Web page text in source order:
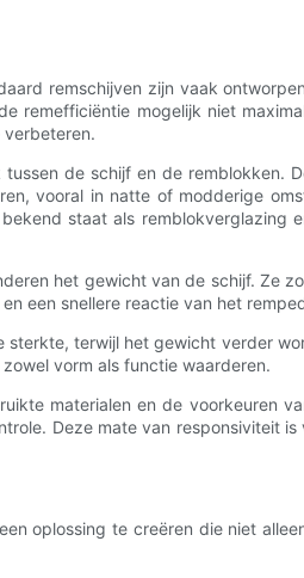
remschijven zijn vaak
remefficiëntie mogelijk niet
de schijf en de remblokken.
vooral in natte of modderige
staat als remblokverglazing
het gewicht van de schijf. Ze
een snellere reactie van het
sterkte, terwijl het gewicht verder
vorm als functie waarderen.
materialen en de voorkeuren
Deze mate van responsiviteit is
​​oplossing te creëren die niet